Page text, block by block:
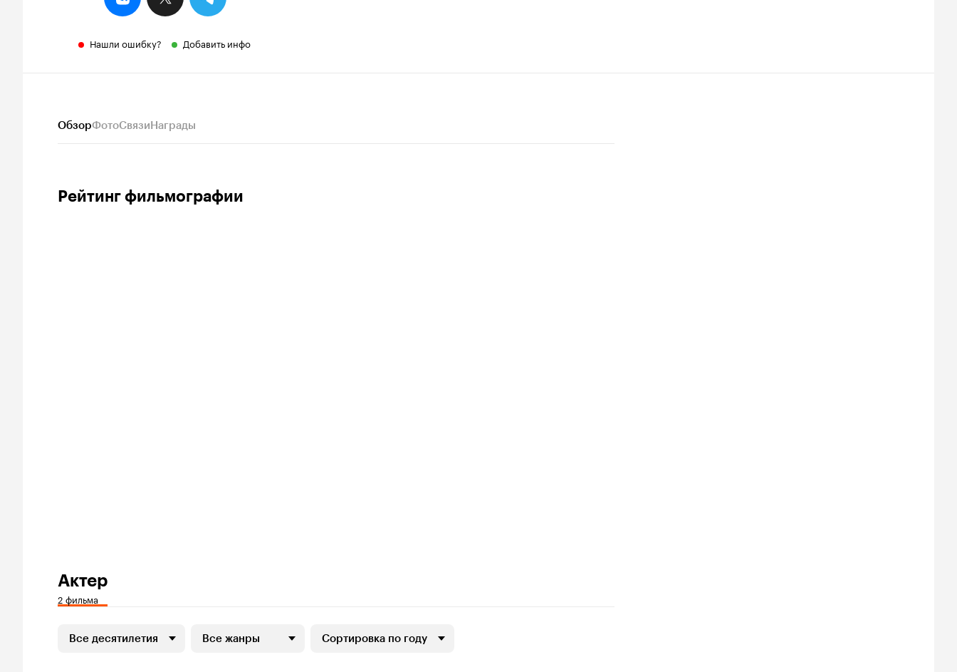
Нашли ошибку? Добавить инфо
ОбзорФотоСвязиНаграды
Рейтинг фильмографии
Актер
2 фильма
Все десятилетия Все жанры Сортировка по году